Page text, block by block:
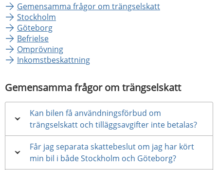
Gemensamma frågor om trängselskatt
Stockholm
Göteborg
Befrielse
Omprövning
Inkomstbeskattning
Gemensamma frågor om trängselskatt
Kan bilen få användningsförbud om
trängselskatt och tilläggsavgifter inte betalas?
Får jag separata skattebeslut om jag har kört
min bil i både Stockholm och Göteborg?